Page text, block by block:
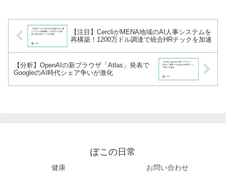
【注目】CercliがMENA地域のAI人事システムを
再構築！1200万ドル調達で統合HRテックを加速
【分析】OpenAIの新ブラウザ「Atlas」発表で
GoogleのAI時代シェア争いが激化
ぽこの日常
健康 お問い合わせ